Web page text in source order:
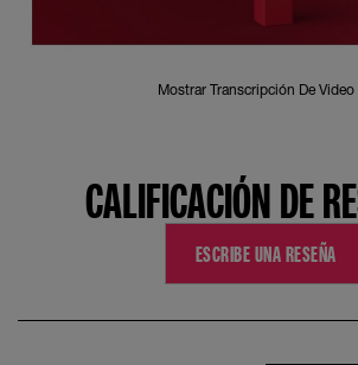
Mostrar Transcripción De Video
CALIFICACIÓN DE
ESCRIBE UNA RESEÑA